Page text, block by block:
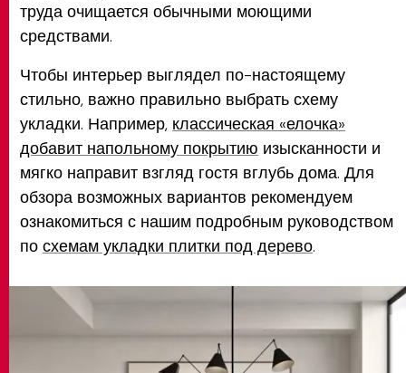
труда очищается обычными моющими
средствами.
Чтобы интерьер выглядел по-настоящему
стильно, важно правильно выбрать схему
укладки. Например, классическая «елочка»
добавит напольному покрытию изысканности и
мягко направит взгляд гостя вглубь дома. Для
обзора возможных вариантов рекомендуем
ознакомиться с нашим подробным руководством
по схемам укладки плитки под дерево.